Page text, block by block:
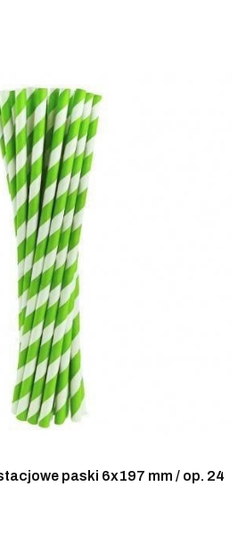
paski 6x197 mm / op. 24